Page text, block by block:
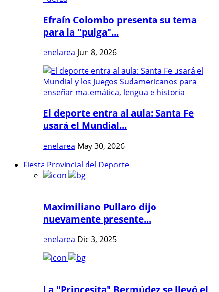
Efraín Colombo presenta su tema
para la "pulga"...
enelarea Jun 8, 2026
El deporte entra al aula: Santa Fe
usará el Mundial...
enelarea May 30, 2026
Fiesta Provincial del Deporte
Maximiliano Pullaro dijo
nuevamente presente...
enelarea Dic 3, 2025
La "Princesita" Bermúdez se llevó el